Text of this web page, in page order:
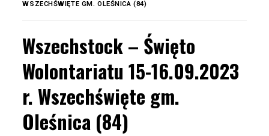
WSZECHŚWIĘTE GM. OLEŚNICA (84)
Wszechstock – Święto
Wolontariatu 15-16.09.2023
r. Wszechświęte gm.
Oleśnica (84)